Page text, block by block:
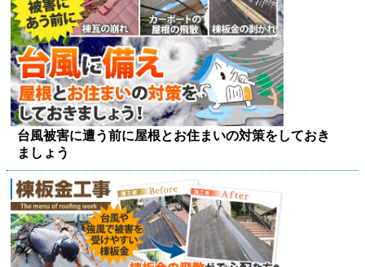
台風被害に遭う前に屋根とお住まいの対策をしておき
ましょう